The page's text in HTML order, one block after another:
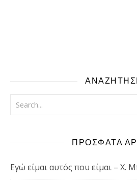
ΠΡΟΣΦΑΤΑ
Εγώ είμαι αυτός που είμαι – Χ.